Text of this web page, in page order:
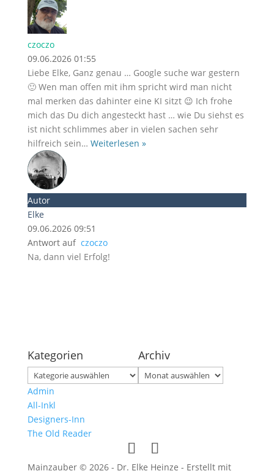
czoczo
09.06.2026 01:55
Liebe Elke, Ganz genau … Google suche war gestern
🙂 Wen man offen mit ihm spricht wird man nicht
mal merken das dahinter eine KI sitzt 😉 Ich frohe
mich das Du dich angesteckt hast … wie Du siehst es
ist nicht schlimmes aber in vielen sachen sehr
hilfreich sein… Weiterlesen »
Autor
Elke
09.06.2026 09:51
Antwort auf czoczo
Na, dann viel Erfolg!
Kategorien
Kategorien
Archiv
Archiv
Admin
All-Inkl
Designers-Inn
The Old Reader
Mainzauber © 2026 - Dr. Elke Heinze - Erstellt mit